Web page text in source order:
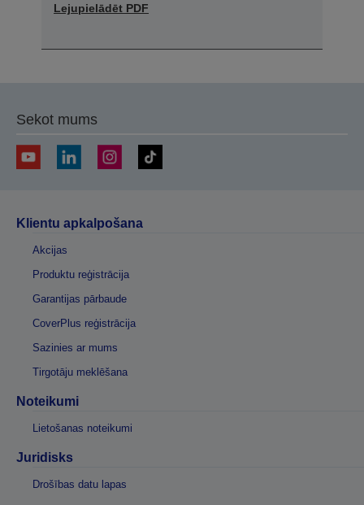
Lejupielādēt PDF
Sekot mums
Klientu apkalpošana
Akcijas
Produktu reģistrācija
Garantijas pārbaude
CoverPlus reģistrācija
Sazinies ar mums
Tirgotāju meklēšana
Noteikumi
Lietošanas noteikumi
Juridisks
Drošības datu lapas